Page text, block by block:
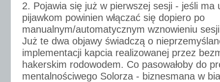
2. Pojawia się już w pierwszej sesji - jeśli ma
pijawkom powinien włączać się dopiero po
manualnym/automatycznym wznowieniu
Już te dwa objawy świadczą o
implementacji kapcia realizowanej przez
hakerskim rodowodem. Co pasowałoby do
mentalnościwego Solorza - biznesmana w